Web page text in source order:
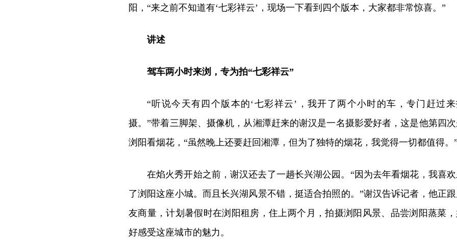
阳，“来之前不知道有‘七彩祥云’，现场一下看到四个版本，大家都非常惊喜。”
讲述
驾车两小时来浏，专为拍“七彩祥云”
“听说今天有四个版本的‘七彩祥云’，我开了两个小时的车，专门赶过来
摄。”带着三脚架、摄像机，从湘潭赶来的谢汉是一名摄影爱好者，这是他第四
浏阳看烟花，“虽然晚上还要赶回湘潭，但为了独特的烟花，我觉得一切都值得。”
在焰火秀开始之前，谢汉还去了一趟长兴湖公园。“因为去年看烟花，我喜
了浏阳这座小城。而且长兴湖风景不错，挺适合拍照的。”谢汉告诉记者，他正跟
友商量，计划暑假时在浏阳租房，住上两个月，拍摄浏阳风景、品尝浏阳蒸菜
好感受这座城市的魅力。